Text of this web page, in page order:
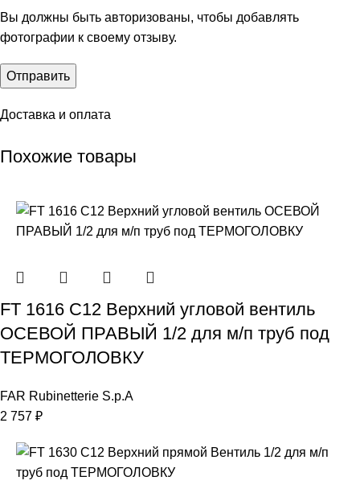
Вы должны быть авторизованы, чтобы добавлять
фотографии к своему отзыву.
Доставка и оплата
Похожие товары
FT 1616 C12 Верхний угловой вентиль
ОСЕВОЙ ПРАВЫЙ 1/2 для м/п труб под
ТЕРМОГОЛОВКУ
FAR Rubinetterie S.p.A
2 757 ₽